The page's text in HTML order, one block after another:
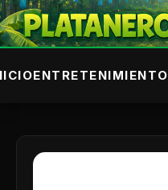
ENTRETENIMIENTO